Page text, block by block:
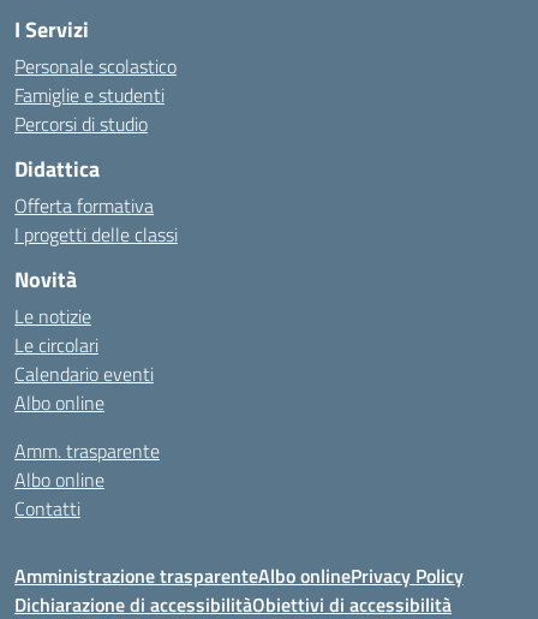
I Servizi
Personale scolastico
Famiglie e studenti
Percorsi di studio
Didattica
Offerta formativa
I progetti delle classi
Novità
Le notizie
Le circolari
Calendario eventi
Albo online
Amm. trasparente
Albo online
Contatti
Amministrazione trasparenteAlbo onlinePrivacy Policy
Dichiarazione di accessibilitàObiettivi di accessibilità